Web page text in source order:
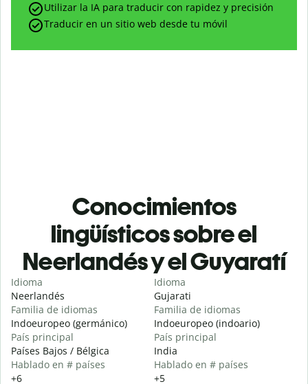
Utilizar la IA para traducir con rapidez y precisión
Traducir en un sitio web desde tu móvil
Conocimientos
lingüísticos sobre el
Neerlandés y el Guyaratí
Idioma
Neerlandés
Familia de idiomas
Indoeuropeo (germánico)
País principal
Países Bajos / Bélgica
Hablado en # países
+6
Idioma
Gujarati
Familia de idiomas
Indoeuropeo (indoario)
País principal
India
Hablado en # países
+5